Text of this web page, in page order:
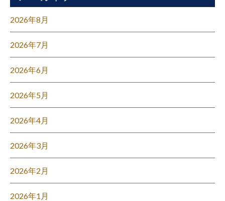
2026年8月
2026年7月
2026年6月
2026年5月
2026年4月
2026年3月
2026年2月
2026年1月